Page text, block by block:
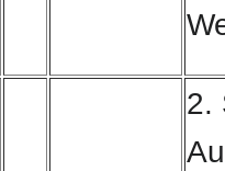
2.